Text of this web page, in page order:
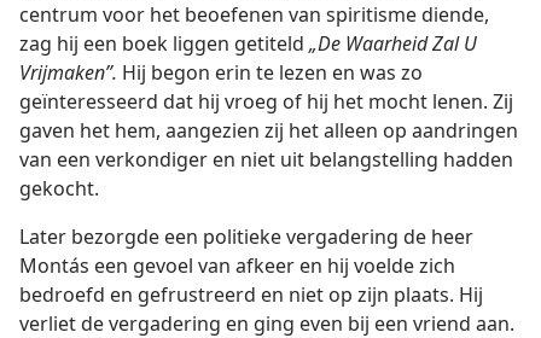
centrum voor het beoefenen van spiritisme diende,
zag hij een boek liggen getiteld „De Waarheid Zal U
Vrijmaken”. Hij begon erin te lezen en was zo
geïnteresseerd dat hij vroeg of hij het mocht lenen. Zij
gaven het hem, aangezien zij het alleen op aandringen
van een verkondiger en niet uit belangstelling hadden
gekocht.
Later bezorgde een politieke vergadering de heer
Montás een gevoel van afkeer en hij voelde zich
bedroefd en gefrustreerd en niet op zijn plaats. Hij
verliet de vergadering en ging even bij een vriend aan.